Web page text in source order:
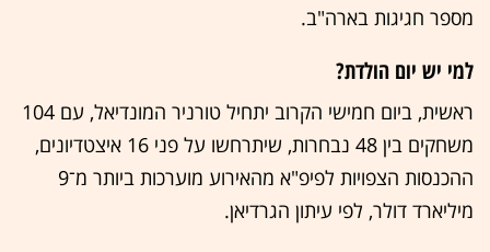
מספר חגיגות בארה"ב.
למי יש יום הולדת?
ראשית, ביום חמישי הקרוב יתחיל טורניר המונדיאל, עם 104
משחקים בין 48 נבחרות, שיתרחשו על פני 16 איצטדיונים,
ההכנסות הצפויות לפיפ"א מהאירוע מוערכות ביותר מ־9
מיליארד דולר, לפי עיתון הגרדיאן.